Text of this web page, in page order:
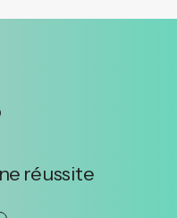
réussite